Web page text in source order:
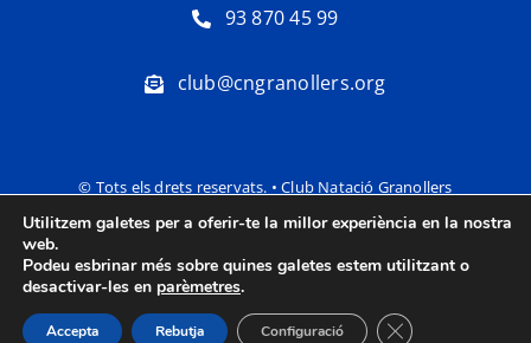
93 870 45 99
club@cngranollers.org
© Tots els drets reservats. • Club Natació Granollers
Utilitzem galetes per a oferir-te la millor experiència en la nostra
web.
Podeu esbrinar més sobre quines galetes estem utilitzant o
desactivar-les en parèmetres.
Accepta Rebutja Configuració Tanca el bàner de